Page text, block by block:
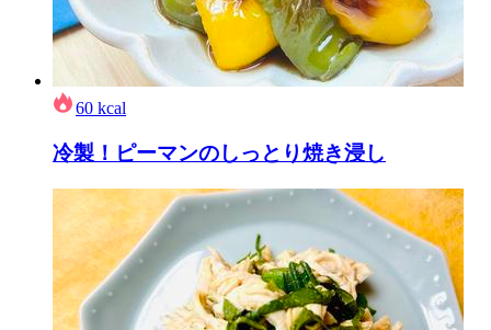
60 kcal
冷製！ピーマンのしっとり焼き浸し